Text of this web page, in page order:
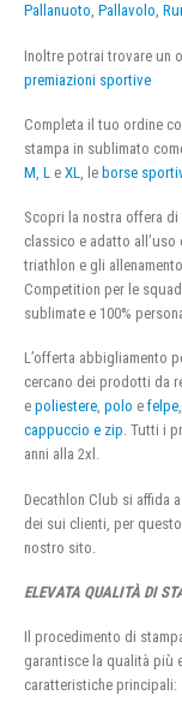
Pallanuoto, Pallavolo,
Inoltre potrai trovare un
premiazioni sportive
Completa il tuo ordine
stampa in sublimato
M L e XL , le borse
Scopri la nostra offera
classico e adatto
triathlon e gli
Competition per le
sublimate e 100%
L’offerta abbigliamento
cercano dei prodotti da
e poliestere, polo e felpe
cappuccio e zip. Tutti i
anni alla 2xl.
Decathlon Club si affida
dei sui clienti, per
nostro sito.
ELEVATA QUALITÀ DI
Il procedimento di
garantisce la qualità più
caratteristiche principali: